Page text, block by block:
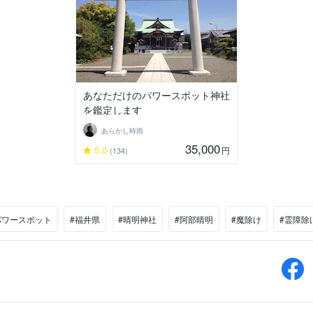
あなただけのパワースポット神社
を鑑定します
あらかし時雨
5.0 (134) 35,000円
ースポット #福井県 #晴明神社 #阿部晴明 #魔除け #霊障除